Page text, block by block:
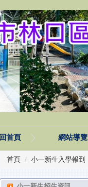
回首頁 網站導覽
首頁 小一新生入學報到